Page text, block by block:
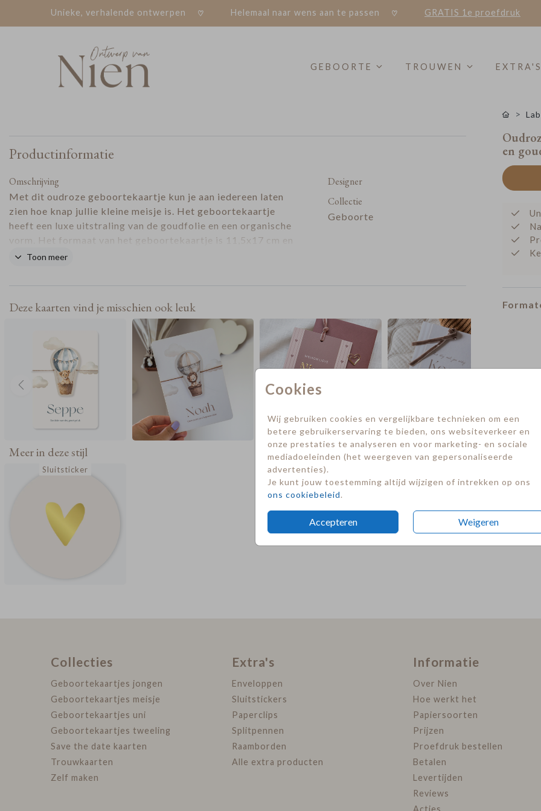
Unieke, verhalende ontwerpen Helemaal naar wens aan te passen GRATIS 1e proefdruk
GEBOORTE TROUWEN EXTRA'S
Cookies
Wij gebruiken cookies en vergelijkbare technieken om een
betere gebruikerservaring te bieden, ons websiteverkeer en
onze prestaties te analyseren en voor marketing- en sociale
mediadoeleinden (het weergeven van gepersonaliseerde
advertenties).
Je kunt jouw toestemming altijd wijzigen of intrekken op ons
ons cookiebeleid.
Accepteren Weigeren
Productinformatie
Omschrijving
Met dit oudroze geboortekaartje kun je aan iedereen laten
zien hoe knap jullie kleine meisje is. Het geboortekaartje
heeft een luxe uitstraling van de goudfolie en een organische
vorm. Het formaat van het geboortekaartje is 11,5x17 cm en
van het fotolabel 5,5x8,5 cm. Bevestig het fotolabel met een
Toon meer
Designer
Collectie
Geboorte
Deze kaarten vind je misschien ook leuk
Meer in deze stijl
Sluitsticker
en
Collecties
Geboortekaartjes jongen
Geboortekaartjes meisje
Geboortekaartjes uni
Geboortekaartjes tweeling
Save the date kaarten
Trouwkaarten
Zelf maken
Extra's
Enveloppen
Sluitstickers
Paperclips
Splitpennen
Raamborden
Alle extra producten
Informatie
Over Nien
Hoe werkt het
Papiersoorten
Prijzen
Proefdruk bestellen
Betalen
Levertijden
Reviews